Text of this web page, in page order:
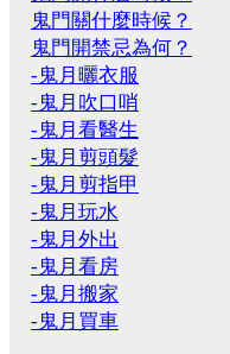
鬼門關什麼時候？
鬼門開禁忌為何？
-鬼月曬衣服
-鬼月吹口哨
-鬼月看醫生
-鬼月剪頭髮
-鬼月剪指甲
-鬼月玩水
-鬼月外出
-鬼月看房
-鬼月搬家
-鬼月買車